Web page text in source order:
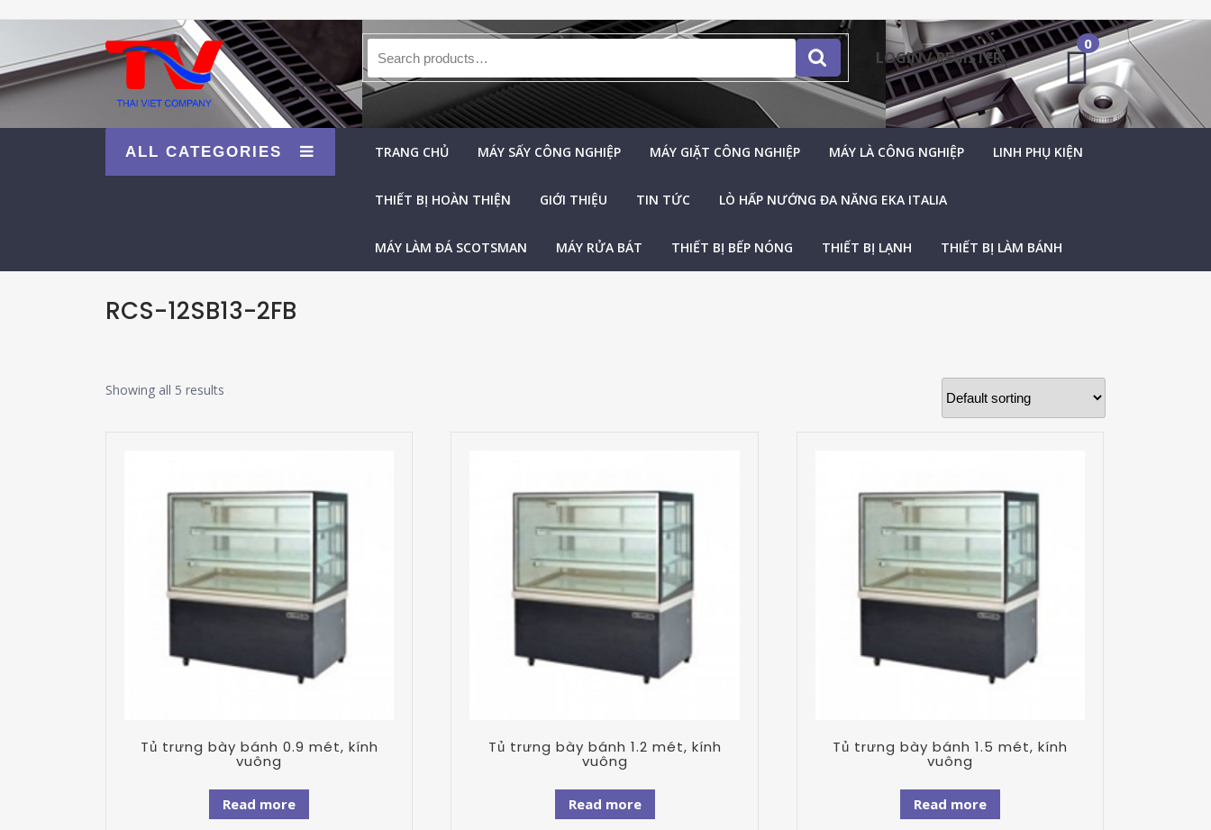
LOGIN / REGISTER
0
ALL CATEGORIES TRANG CHỦ MÁY SẤY CÔNG NGHIỆP MÁY GIẶT CÔNG NGHIỆP MÁY LÀ CÔNG NGHIỆP LINH PHỤ KIỆN
THIẾT BỊ HOÀN THIỆN GIỚI THIỆU TIN TỨC LÒ HẤP NƯỚNG ĐA NĂNG EKA ITALIA
MÁY LÀM ĐÁ SCOTSMAN MÁY RỬA BÁT THIẾT BỊ BẾP NÓNG THIẾT BỊ LẠNH THIẾT BỊ LÀM BÁNH
RCS-12SB13-2FB
Showing all 5 results
Tủ trưng bày bánh 0.9 mét, kính
vuông
Read more
Tủ trưng bày bánh 1.2 mét, kính
vuông
Read more
Tủ trưng bày bánh 1.5 mét, kính
vuông
Read more